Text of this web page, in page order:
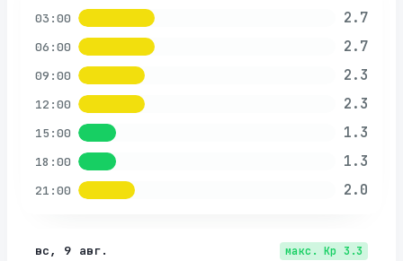
03:00 2.7
06:00 2.7
09:00 2.3
12:00 2.3
15:00 1.3
18:00 1.3
21:00 2.0
вс, 9 авг. макс. Kp 3.3